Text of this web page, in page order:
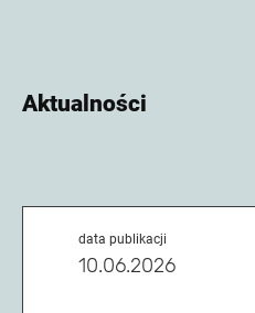
Aktualności
data publikacji
10.06.2026